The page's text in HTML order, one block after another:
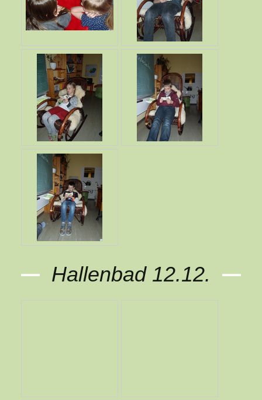
Hallenbad 12.12.